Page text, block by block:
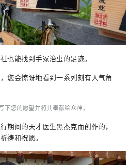
也能找到手冢治虫的足迹。
您会惊讶地看到一系列刻有人气角
您的愿望并将其奉献给众神。
期间的天才医生黑杰克而创作的，
祷和祝愿。